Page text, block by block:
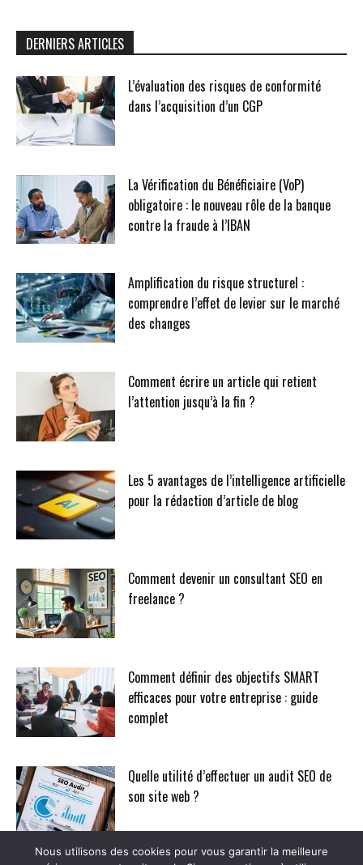
DERNIERS ARTICLES
L’évaluation des risques de conformité
dans l’acquisition d’un CGP
La Vérification du Bénéficiaire (VoP)
obligatoire : le nouveau rôle de la banque
contre la fraude à l’IBAN
Amplification du risque structurel :
comprendre l’effet de levier sur le marché
des changes
Comment écrire un article qui retient
l’attention jusqu’à la fin ?
Les 5 avantages de l’intelligence artificielle
pour la rédaction d’article de blog
Comment devenir un consultant SEO en
freelance ?
Comment définir des objectifs SMART
efficaces pour votre entreprise : guide
complet
Quelle utilité d’effectuer un audit SEO de
son site web ?
Nous utilisons des cookies pour vous garantir la meilleure